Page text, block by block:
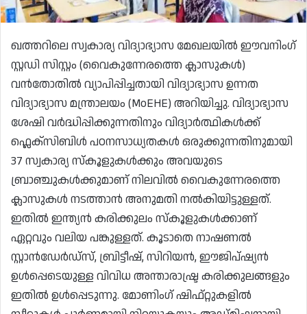
ഖത്തറിലെ സ്വകാര്യ വിദ്യാഭ്യാസ മേഖലയിൽ ഈവനിംഗ്
സ്റ്റഡി സിസ്റ്റം (വൈകുന്നേരത്തെ ക്ലാസുകൾ)
വൻതോതിൽ വ്യാപിപ്പിച്ചതായി വിദ്യാഭ്യാസ ഉന്നത
വിദ്യാഭ്യാസ മന്ത്രാലയം (MoEHE) അറിയിച്ചു. വിദ്യാഭ്യാസ
ശേഷി വർദ്ധിപ്പിക്കുന്നതിനും വിദ്യാർത്ഥികൾക്ക്
ഫ്ലെക്സിബിൾ പഠനസാധ്യതകൾ ഒരുക്കുന്നതിനുമായി
37 സ്വകാര്യ സ്കൂളുകൾക്കും അവയുടെ
ബ്രാഞ്ചുകൾക്കുമാണ് നിലവിൽ വൈകുന്നേരത്തെ
ക്ലാസുകൾ നടത്താൻ അനുമതി നൽകിയിട്ടുള്ളത്.
ഇതിൽ ഇന്ത്യൻ കരിക്കുലം സ്കൂളുകൾക്കാണ്
ഏറ്റവും വലിയ പങ്കുള്ളത്. കൂടാതെ നാഷണൽ
സ്റ്റാൻഡേർഡ്സ്, ബ്രിട്ടീഷ്, സിറിയൻ, ഈജിപ്ഷ്യൻ
ഉൾപ്പെടെയുള്ള വിവിധ അന്താരാഷ്ട്ര കരിക്കുലങ്ങളും
ഇതിൽ ഉൾപ്പെടുന്നു. മോണിംഗ് ഷിഫ്റ്റുകളിൽ